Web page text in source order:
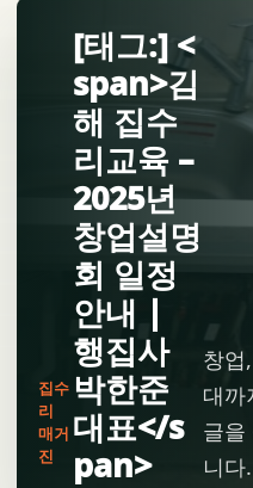
집수
리
매거
진
[태그:] <
span>김
해 집수
리교육 –
2025년
창업설명
회 일정
안내 |
행집사
박한준
대표</s
pan>
창업
대까
글을
니다.